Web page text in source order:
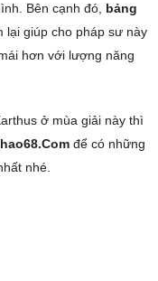
Bên cạnh đó, bảng
lại giúp cho pháp sư này
hơn với lượng năng
ở mùa giải này thì
để có những
nhé.